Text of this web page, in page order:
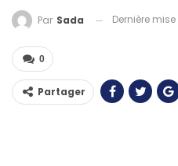
Par Sada Dernière
0
Partager